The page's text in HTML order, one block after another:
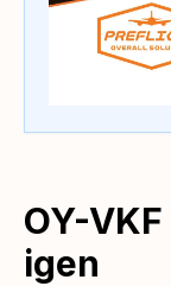
OY-
igen